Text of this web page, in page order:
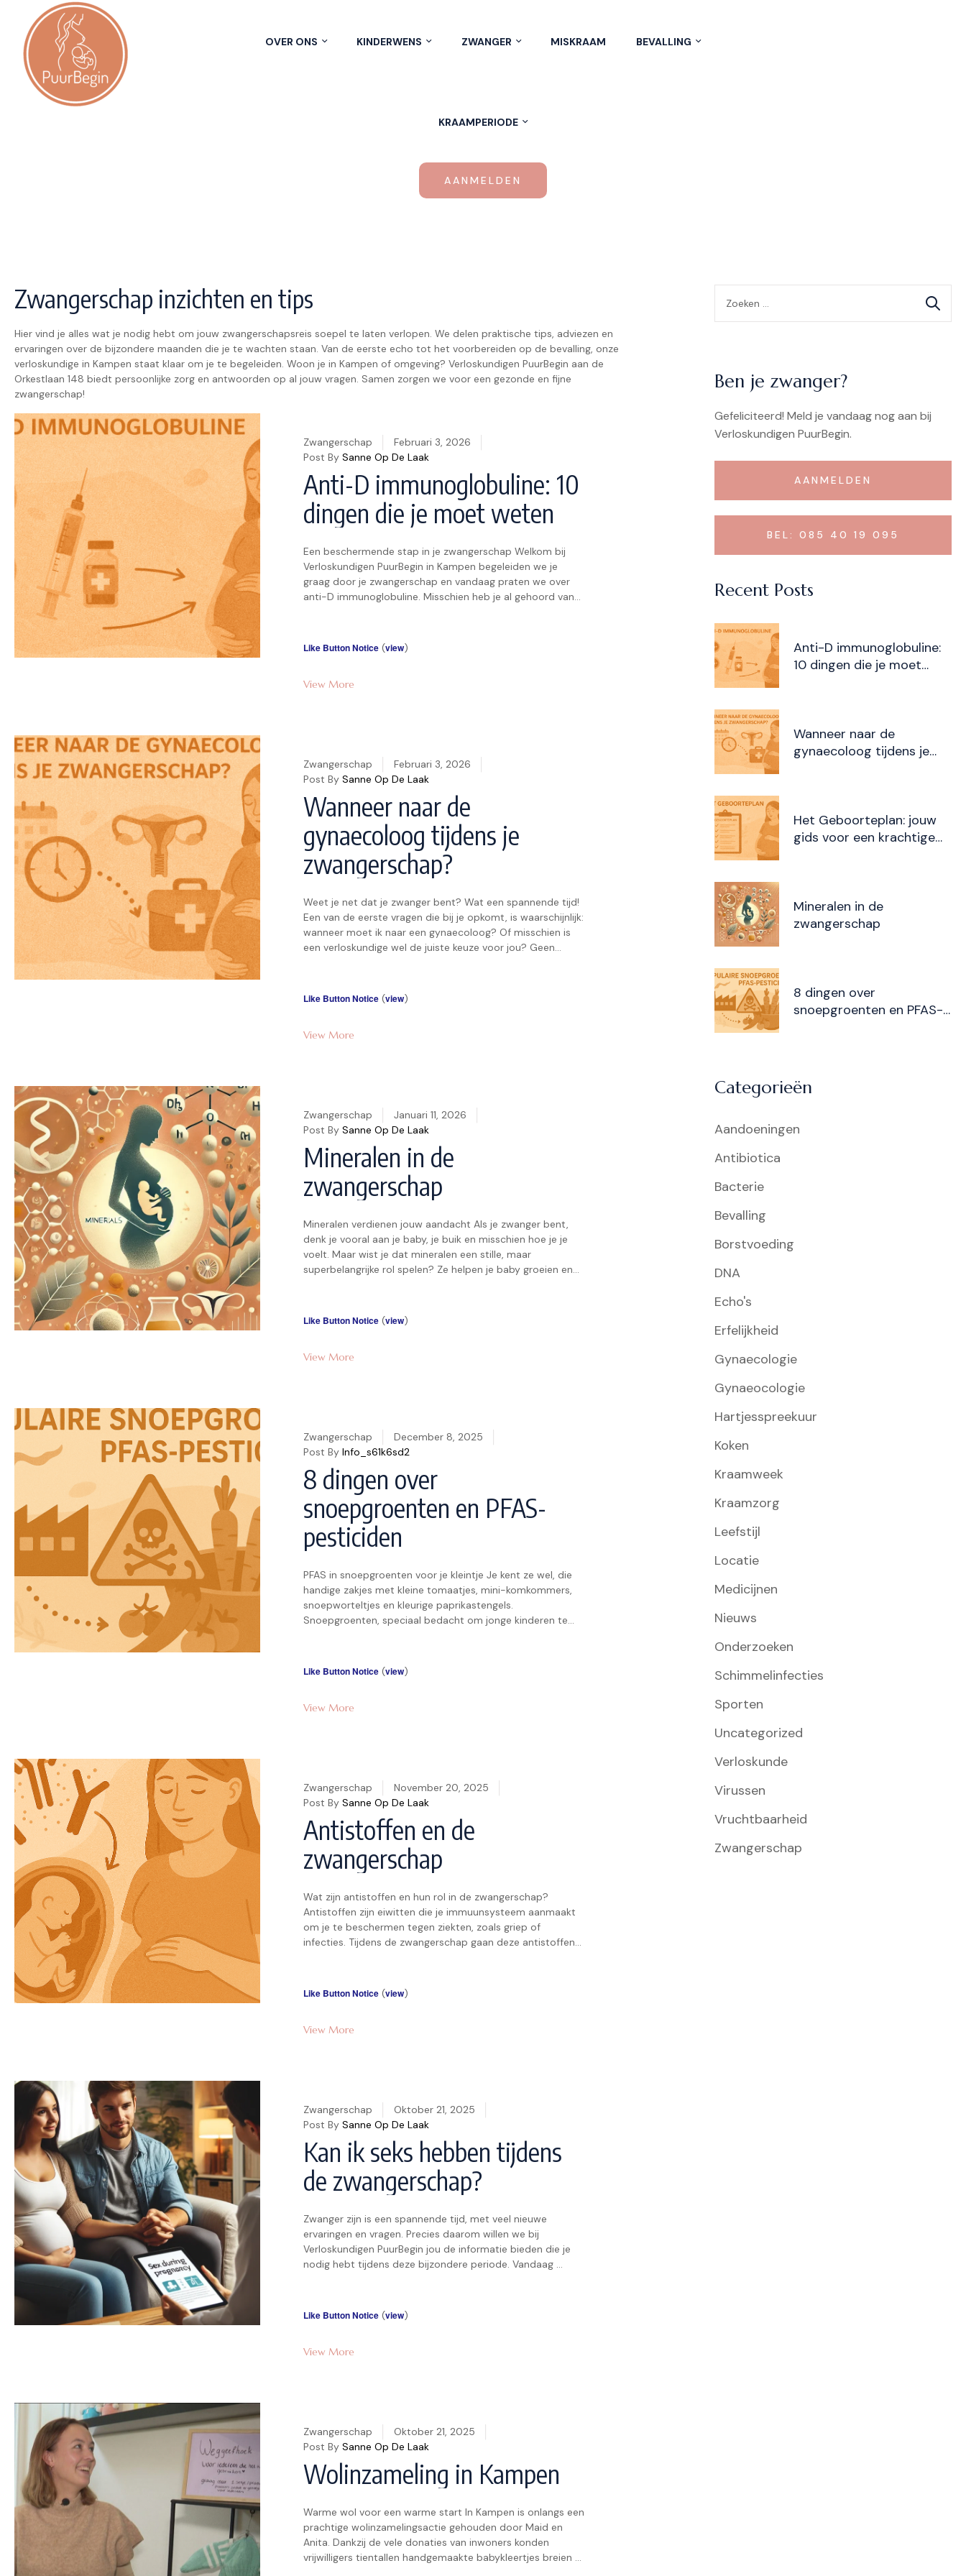
OVER ONS KINDERWENS ZWANGER MISKRAAM BEVALLING
KRAAMPERIODE
AANMELDEN
Zwangerschap inzichten en tips
Hier vind je alles wat je nodig hebt om jouw zwangerschapsreis soepel te laten verlopen. We delen praktische tips, adviezen en
ervaringen over de bijzondere maanden die je te wachten staan. Van de eerste echo tot het voorbereiden op de bevalling, onze
verloskundige in Kampen staat klaar om je te begeleiden. Woon je in Kampen of omgeving? Verloskundigen PuurBegin aan de
Orkestlaan 148 biedt persoonlijke zorg en antwoorden op al jouw vragen. Samen zorgen we voor een gezonde en fijne
zwangerschap!
Februari 3, 2026
Zwangerschap
Post By Sanne Op De Laak
Anti-D immunoglobuline: 10
dingen die je moet weten
Een beschermende stap in je zwangerschap Welkom bij
Verloskundigen PuurBegin in Kampen begeleiden we je
graag door je zwangerschap en vandaag praten we over
anti-D immunoglobuline. Misschien heb je al gehoord van
dat je baby beschermt, vooral […]
Like Button Notice(view)
View More
Februari 3, 2026
Zwangerschap
Post By Sanne Op De Laak
Wanneer naar de
gynaecoloog tijdens je
zwangerschap?
Weet je net dat je zwanger bent? Wat een spannende tijd!
Een van de eerste vragen die bij je opkomt, is waarschijnlijk:
wanneer moet ik naar een gynaecoloog? Of misschien is
een verloskundige wel de juiste keuze voor jou? Geen
Like Button Notice(view)
View More
Januari 11, 2026
Zwangerschap
Post By Sanne Op De Laak
Mineralen in de
zwangerschap
Mineralen verdienen jouw aandacht Als je zwanger bent,
denk je vooral aan je baby, je buik en misschien hoe je je
voelt. Maar wist je dat mineralen een stille, maar
superbelangrijke rol spelen? Ze helpen je baby groeien en
Like Button Notice(view)
View More
December 8, 2025
Zwangerschap
Post By Info_s61k6sd2
8 dingen over
snoepgroenten en PFAS-
pesticiden
PFAS in snoepgroenten voor je kleintje Je kent ze wel, die
handige zakjes met kleine tomaatjes, mini-komkommers,
snoepworteltjes en kleurige paprikastengels.
Snoepgroenten, speciaal bedacht om jonge kinderen te
duiken erin, want als verloskundige in Kampen horen we […]
Like Button Notice(view)
View More
November 20, 2025
Zwangerschap
Post By Sanne Op De Laak
Antistoffen en de
zwangerschap
Wat zijn antistoffen en hun rol in de zwangerschap?
Antistoffen zijn eiwitten die je immuunsysteem aanmaakt
om je te beschermen tegen ziekten, zoals griep of
infecties. Tijdens de zwangerschap gaan deze antistoffen
antistoffen tegen […]
Like Button Notice(view)
View More
Oktober 21, 2025
Zwangerschap
Post By Sanne Op De Laak
Kan ik seks hebben tijdens
de zwangerschap?
Zwanger zijn is een ⁣spannende tijd, met veel nieuwe
ervaringen⁣ en vragen. Precies daarom willen we bij
Verloskundigen ‍PuurBegin⁢ jou⁤ de informatie bieden die je
nodig hebt tijdens‍ deze bijzondere periode. Vandaag ​
Zwangerschap? Alle‌ Feiten!” […]
Like Button Notice(view)
View More
Oktober 21, 2025
Zwangerschap
Post By Sanne Op De Laak
Wolinzameling in Kampen
Warme wol voor een warme start In Kampen is onlangs een
prachtige wolinzamelingsactie gehouden door Maid en
Anita. Dankzij de vele donaties van inwoners konden
vrijwilligers tientallen handgemaakte babykleertjes breien –
Ben je zwanger?
Gefeliciteerd! Meld je vandaag nog aan bij
Verloskundigen PuurBegin.
AANMELDEN
BEL: 085 40 19 095
Recent Posts
Anti-D immunoglobuline:
10 dingen die je moet
Wanneer naar de
gynaecoloog tijdens je
Het Geboorteplan: jouw
gids voor een krachtige
Mineralen in de
zwangerschap
8 dingen over
snoepgroenten en PFAS-
Categorieën
Aandoeningen
Antibiotica
Bacterie
Bevalling
Borstvoeding
DNA
Echo's
Erfelijkheid
Gynaecologie
Gynaeocologie
Hartjesspreekuur
Koken
Kraamweek
Kraamzorg
Leefstijl
Locatie
Medicijnen
Nieuws
Onderzoeken
Schimmelinfecties
Sporten
Uncategorized
Verloskunde
Virussen
Vruchtbaarheid
Zwangerschap